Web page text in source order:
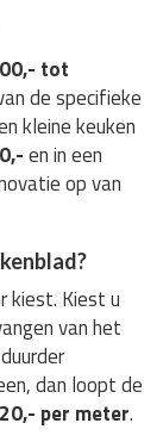
tot
de specifieke
kleine keuken
en in een
op van
kiest. Kiest u
van het
dan loopt de
per meter.